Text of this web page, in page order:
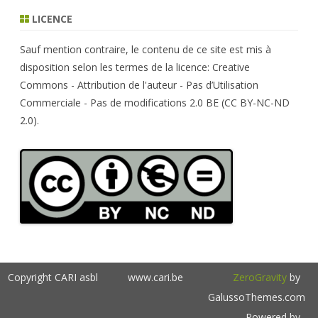
r
h
LICENCE
Sauf mention contraire, le contenu de ce site est mis à
disposition selon les termes de la licence: Creative
Commons - Attribution de l'auteur - Pas d’Utilisation
Commerciale - Pas de modifications 2.0 BE (CC BY-NC-ND
2.0).
Copyright CARI asbl www.cari.be ZeroGravityby
GalussoThemes.com